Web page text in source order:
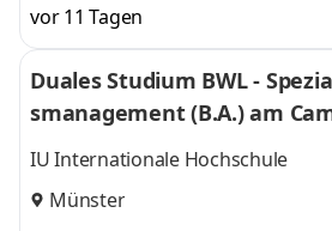
vor 11 Tagen
Duales Studium BWL -
smanagement (B.A.) am
l
IU Internationale Hochschule
Münster